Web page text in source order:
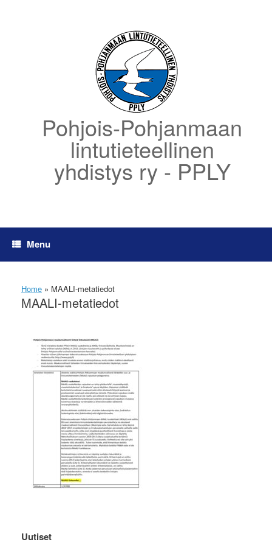
Pohjois-Pohjanmaan
lintutieteellinen
yhdistys ry - PPLY
Menu
Home » MAALI-metatiedot
MAALI-metatiedot
Uutiset